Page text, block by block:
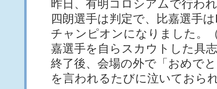
昨日、有明コロシアムで行わ
四朗選手は判定で、比嘉選手
チャンピオンになりました。
嘉選手を自らスカウトした具
終了後、会場の外で「おめで
を言われるたびに泣いておら